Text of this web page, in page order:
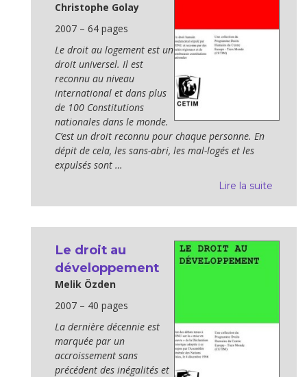
Christophe Golay
2007 – 64 pages
Le droit au logement est un
droit universel. Il est
reconnu au niveau
international et dans plus
de 100 Constitutions
nationales dans le monde.
C’est un droit reconnu pour chaque personne. En
dépit de cela, les sans-abri, les mal-logés et les
expulsés sont …
Lire la suite
Le droit au
développement
Melik Özden
2007 – 40 pages
La dernière décennie est
marquée par un
accroissement sans
précédent des inégalités et